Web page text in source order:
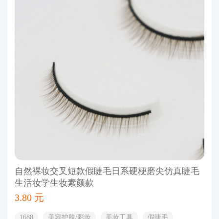
自然裸妆交叉短款假睫毛日系硬梗磨尖仿真睫毛
生活妆学生妆素颜款
3.80 元
1688 美容护肤/彩妆 美妆工具 假睫毛